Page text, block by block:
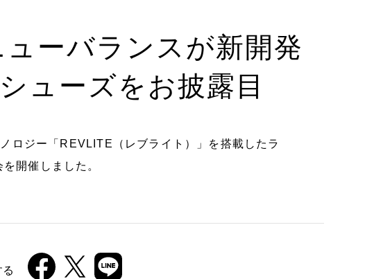
ーバランスが新開発
ューズをお披露目
ロジー「REVLITE（レブライト）」を搭載したラ
開催しました。